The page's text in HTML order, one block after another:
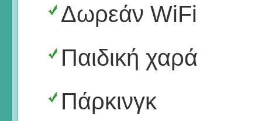
Δωρεάν WiFi
Παιδική χαρά
Πάρκινγκ